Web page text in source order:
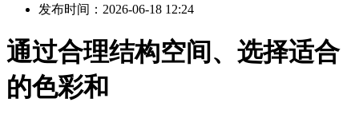
发布时间： 2026-06-18 12:24
通过合理结构空间、选择适合
的色彩和